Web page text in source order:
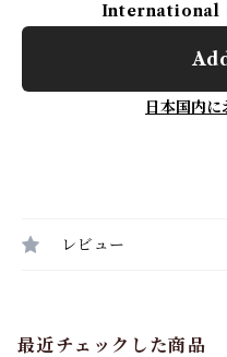
International
日本国内
レビュー
最近チェックした商品